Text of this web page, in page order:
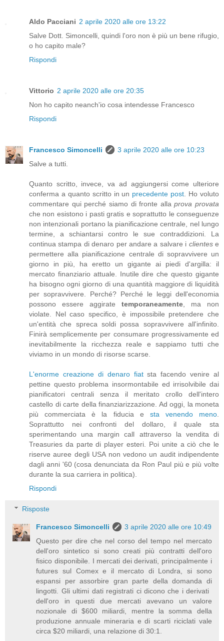
Aldo Pacciani 2 aprile 2020 alle ore 13:22
Salve Dott. Simoncelli, quindi l'oro non è più un bene rifugio,
o ho capito male?
Rispondi
Vittorio 2 aprile 2020 alle ore 20:35
Non ho capito neanch'io cosa intendesse Francesco
Rispondi
Francesco Simoncelli
3 aprile 2020 alle ore 10:23
Salve a tutti.
Quanto scritto, invece, va ad aggiungersi come ulteriore
conferma a quanto scritto in un precedente post . Ho voluto
commentare qui perché siamo di fronte allaprova provata
che non esistono i pasti gratis e soprattutto le conseguenze
non intenzionali portano la pianificazione centrale, nel lungo
termine, a schiantarsi contro le sue contraddizioni. La
continua stampa di denaro per andare a salvare i clientese
permettere alla pianificazione centrale di sopravvivere un
giorno in più, ha eretto un gigante ai piedi d'argilla: il
mercato finanziario attuale. Inutile dire che questo gigante
ha bisogno ogni giorno di una quantità maggiore di liquidità
per sopravvivere. Perché? Perché le leggi dell'economia
possono essere aggirate temporaneamente , ma non
violate. Nel caso specifico, è impossibile pretendere che
un'entità che spreca soldi possa sopravvivere all'infinito.
Finirà semplicemente per consumare progressivamente ed
inevitabilmente la ricchezza reale e sappiamo tutti che
viviamo in un mondo di risorse scarse.
L'enorme creazione di denaro fiatsta facendo venire al
pettine questo problema insormontabile ed irrisolvibile dai
pianificatori centrali senza il meritato crollo dell'intero
castello di carte della finanziarizzazione. Ad oggi, la moneta
più commerciata è la fiducia e sta venendo meno
Soprattutto nei confronti del dollaro, il quale sta
sperimentando una margin call attraverso la vendita di
Treasuries da parte di player esteri. Poi unite a ciò che le
riserve auree degli USA non vedono un audit indipendente
dagli anni '60 (cosa denunciata da Ron Paul più e più volte
durante la sua carriera in politica).
Rispondi
Risposte
Francesco Simoncelli
3 aprile 2020 alle ore 10:49
Questo per dire che nel corso del tempo nel mercato
dell'oro sintetico si sono creati più contratti dell'oro
fisico disponibile. I mercati dei derivati, principalmente i
futures sul Comex e il mercato di Londra, si sono
espansi per assorbire gran parte della domanda di
lingotti. Gli ultimi dati registrati ci dicono che i derivati ​​
dell'oro in questi due mercati avevano un valore
nozionale di $600 miliardi, mentre la somma della
produzione annuale mineraria e di scarti riciclati vale
circa $20 miliardi, una relazione di 30:1.